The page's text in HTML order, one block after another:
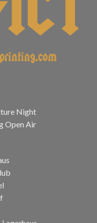
Night
Open Air